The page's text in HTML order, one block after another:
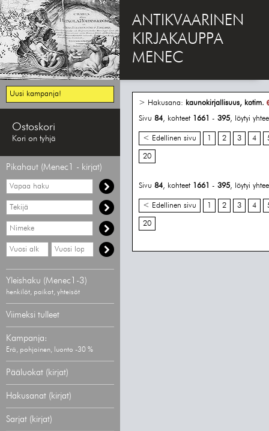
ANTIKVAARINEN
KIRJAKAUPPA
MENEC
Uusi kampanja!
Ostoskori
Kori on tyhjä
Pikahaut (Menec1 - kirjat)
Vapaa
haku
Hae
tekijää
Hae
nimekettä
Hae
vähimmäisvuosi
Hae
enimmäisvuosi
Yleishaku (Menec1-3)
henkilöt, paikat, yhteisöt
Viimeksi tulleet
Kampanja:
Erä, pohjoinen, luonto -30 %
Pääluokat (kirjat)
Hakusanat (kirjat)
Sarjat (kirjat)
> Hakusana: kaunokirjallisuus, kotim.
Sivu 84, kohteet 1661 - 395, löytyi
< Edellinen sivu 1 2 3 4
20
Sivu 84, kohteet 1661 - 395, löytyi
< Edellinen sivu 1 2 3 4
20